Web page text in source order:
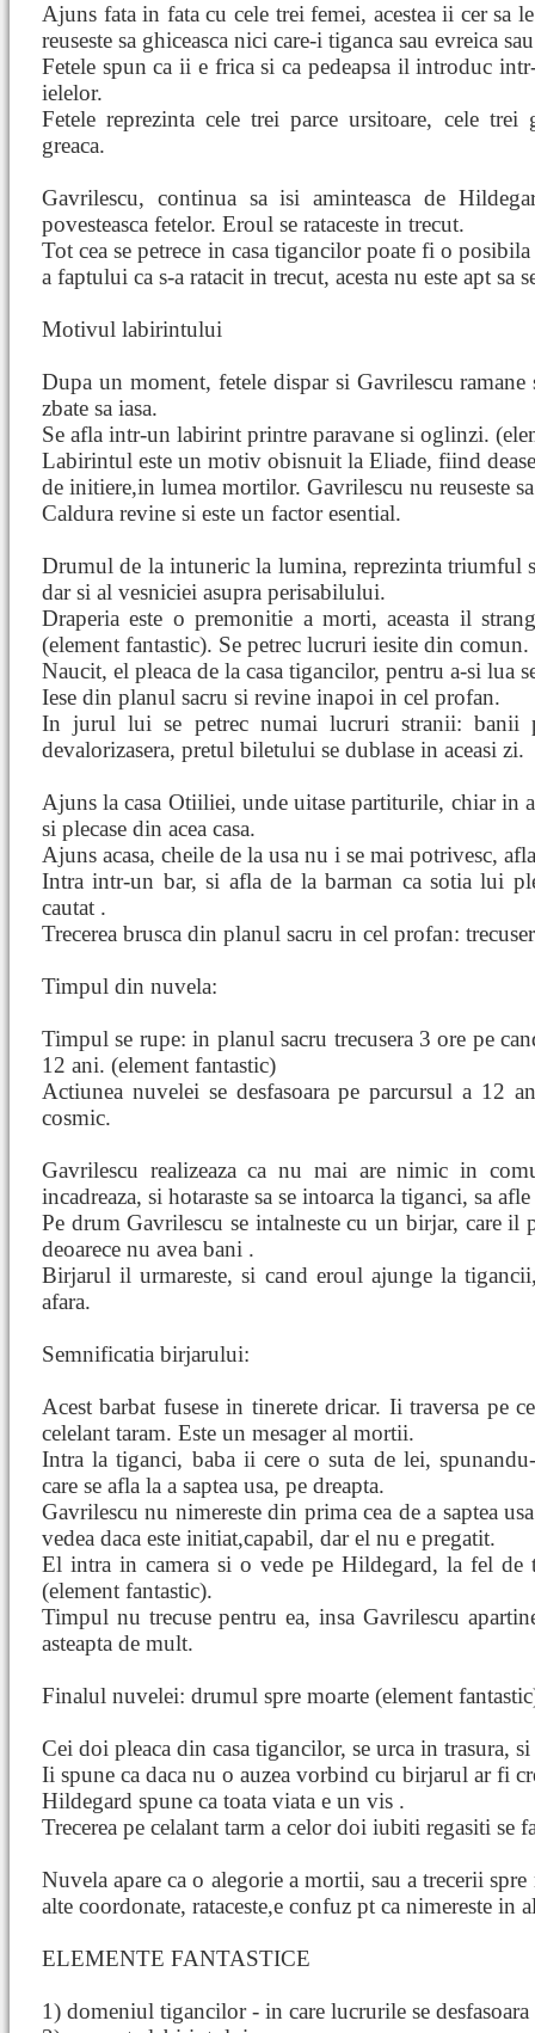
Ajuns fata in fata cu cele trei femei, acestea ii cer sa
reuseste sa ghiceasca nici care-i tiganca sau evreica
Fetele spun ca ii e frica si ca pedeapsa il introduc
ielelor.
Fetele reprezinta cele trei parce ursitoare, cele
greaca.
Gavrilescu, continua sa isi aminteasca de
povesteasca fetelor. Eroul se rataceste in trecut.
Tot cea se petrece in casa tigancilor poate fi o
a faptului ca s-a ratacit in trecut, acesta nu este apt sa
Motivul labirintului
Dupa un moment, fetele dispar si Gavrilescu
zbate sa iasa.
Se afla intr-un labirint printre paravane si oglinzi.
Labirintul este un motiv obisnuit la Eliade, fiind
de initiere,in lumea mortilor. Gavrilescu nu reuseste
Caldura revine si este un factor esential.
Drumul de la intuneric la lumina, reprezinta triumful
dar si al vesniciei asupra perisabilului.
Draperia este o premonitie a morti, aceasta il
(element fantastic). Se petrec lucruri iesite din comun.
Naucit, el pleaca de la casa tigancilor, pentru a-si lua
Iese din planul sacru si revine inapoi in cel profan.
In jurul lui se petrec numai lucruri stranii: banii
devalorizasera, pretul biletului se dublase in aceasi zi.
Ajuns la casa Otiiliei, unde uitase partiturile, chiar in
si plecase din acea casa.
Ajuns acasa, cheile de la usa nu i se mai potrivesc,
Intra intr-un bar, si afla de la barman ca sotia lui
cautat .
Trecerea brusca din planul sacru in cel profan:
Timpul din nuvela:
Timpul se rupe: in planul sacru trecusera 3 ore pe
12 ani. (element fantastic)
Actiunea nuvelei se desfasoara pe parcursul a 12
cosmic.
Gavrilescu realizeaza ca nu mai are nimic in
incadreaza, si hotaraste sa se intoarca la tiganci, sa
Pe drum Gavrilescu se intalneste cu un birjar, care il
deoarece nu avea bani .
Birjarul il urmareste, si cand eroul ajunge la
afara.
Semnificatia birjarului:
Acest barbat fusese in tinerete dricar. Ii traversa pe
celelant taram. Este un mesager al mortii.
Intra la tiganci, baba ii cere o suta de lei,
care se afla la a saptea usa, pe dreapta.
Gavrilescu nu nimereste din prima cea de a saptea
vedea daca este initiat,capabil, dar el nu e pregatit.
El intra in camera si o vede pe Hildegard, la fel de
(element fantastic).
Timpul nu trecuse pentru ea, insa Gavrilescu
asteapta de mult.
Finalul nuvelei: drumul spre moarte (element
Cei doi pleaca din casa tigancilor, se urca in trasura,
Ii spune ca daca nu o auzea vorbind cu birjarul ar fi
Hildegard spune ca toata viata e un vis .
Trecerea pe celalant tarm a celor doi iubiti regasiti se
Nuvela apare ca o alegorie a mortii, sau a trecerii
alte coordonate, rataceste,e confuz pt ca nimereste in
ELEMENTE FANTASTICE
1) domeniul tigancilor - in care lucrurile se